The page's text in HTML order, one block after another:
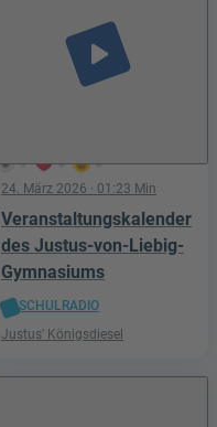
5 0 0
play_arrow
24. März 2026 · 01:23 Min
Veranstaltungskalender
des Justus-von-Liebig-
Gymnasiums
SCHULRADIO
Justus' Königsdiesel